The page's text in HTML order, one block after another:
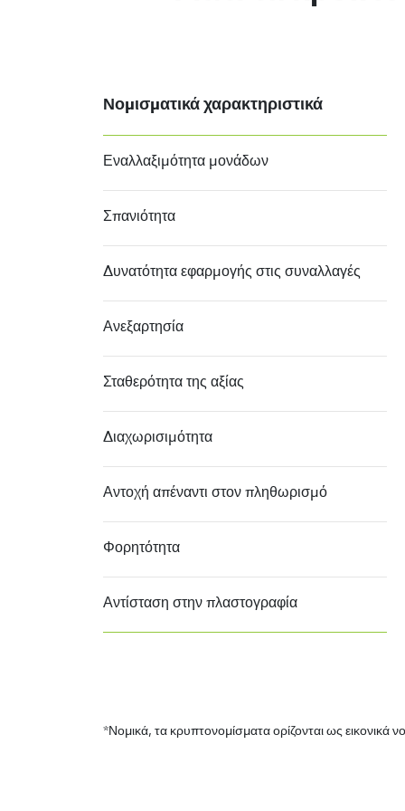
Νομισματικά χαρακτηριστικά
Εναλλαξιμότητα μονάδων
Σπανιότητα
Δυνατότητα εφαρμογής στις συναλλαγές
Ανεξαρτησία
Σταθερότητα της αξίας
Διαχωρισιμότητα
Αντοχή απέναντι στον πληθωρισμό
Φορητότητα
Αντίσταση στην πλαστογραφία
*Νομικά, τα κρυπτονομίσματα ορίζονται ως εικονικά